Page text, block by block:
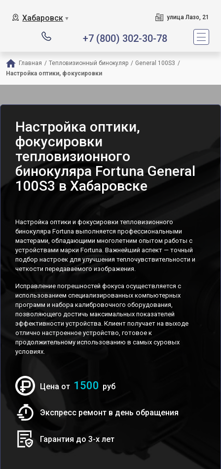
Хабаровск ▼ улица Лазо, 21
+7 (800) 302-30-78
Главная / Тепловизионный бинокуляр / General 100S3 /
Настройка оптики, фокусировки
Настройка оптики,
фокусировки
тепловизионного
бинокуляра Fortuna General
100S3 в Хабаровске
Настройка оптики и фокусировки тепловизионного
бинокуляра Fortuna выполняется профессиональными
мастерами, обладающими многолетним опытом работы с
устройствами марки Fortuna. Важнейший аспект — точный
подбор настроек для улучшения теплочувствительности и
четкости передаваемого изображения.
Исправление погрешностей фокуса осуществляется с
использованием специализированных компьютерных
программ и набора калибровочного оборудования,
позволяющего достичь максимальных показателей
эффективности устройства. Клиент получает на выходе
отлично настроенное устройство, готовое к
продолжительному использованию в самых суровых
условиях.
Цена от 1500 руб
Экспресс ремонт в день обращения
Гарантия до 3-х лет